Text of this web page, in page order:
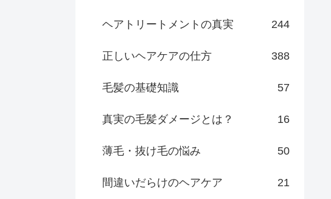
ヘアトリートメントの真実 244
正しいヘアケアの仕方 388
毛髪の基礎知識 57
真実の毛髪ダメージとは？ 16
薄毛・抜け毛の悩み 50
間違いだらけのヘアケア 21